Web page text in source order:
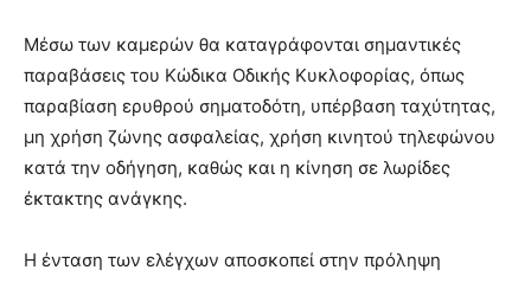
Μέσω των καμερών θα καταγράφονται σημαντικές
παραβάσεις του Κώδικα Οδικής Κυκλοφορίας, όπως
παραβίαση ερυθρού σηματοδότη, υπέρβαση ταχύτητας,
μη χρήση ζώνης ασφαλείας, χρήση κινητού τηλεφώνου
κατά την οδήγηση, καθώς και η κίνηση σε λωρίδες
έκτακτης ανάγκης.
Η ένταση των ελέγχων αποσκοπεί στην πρόληψη